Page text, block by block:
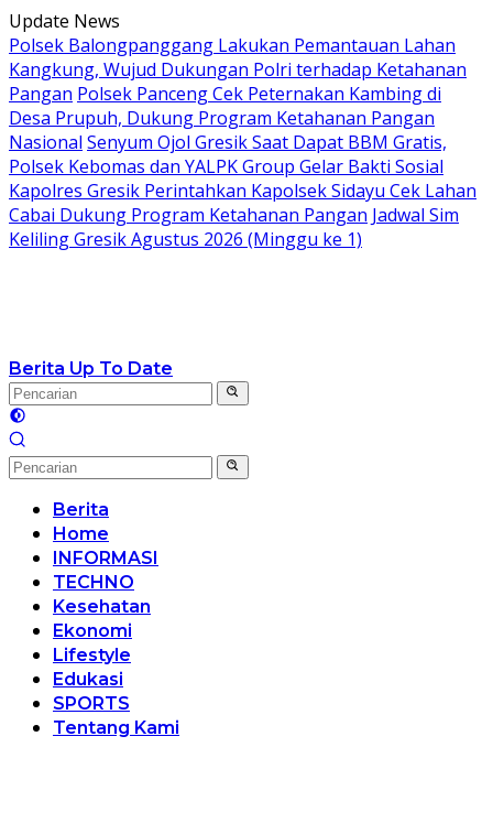
Langsung
ke
konten
Update News
Polsek Balongpanggang Lakukan Pemantauan Lahan
Kangkung, Wujud Dukungan Polri terhadap Ketahanan
Pangan Polsek Panceng Cek Peternakan Kambing di
Desa Prupuh, Dukung Program Ketahanan Pangan
Nasional Senyum Ojol Gresik Saat Dapat BBM Gratis,
Polsek Kebomas dan YALPK Group Gelar Bakti Sosial
Kapolres Gresik Perintahkan Kapolsek Sidayu Cek Lahan
Cabai Dukung Program Ketahanan Pangan Jadwal Sim
Keliling Gresik Agustus 2026 (Minggu ke 1)
Berita Up To Date
Berita
Home
INFORMASI
TECHNO
Kesehatan
Ekonomi
Lifestyle
Edukasi
SPORTS
Tentang Kami